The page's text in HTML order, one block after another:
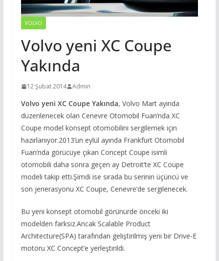
VOLVO
Volvo yeni XC Coupe
Yakında
12 Şubat 2014 Admin
Volvo yeni XC Coupe Yakında, Volvo Mart ayında
düzenlenecek olan Cenevre Otomobil Fuarı’nda XC
Coupe model konsept otomobilini sergilemek için
hazırlanıyor.2013’ün eylül ayında Frankfurt Otomobil
Fuarı’nda görücüye çıkan Concept Coupe isimli
otomobili daha sonra geçen ay Detroit’te XC Coupe
modeli takip etti.Şimdi ise sırada bu serinin üçüncü ve
son jenerasyonu XC Coupe, Cenevre’de sergilenecek.
Bu yeni konsept otomobil görünürde önceki iki
modelden farksız.Ancak Scalable Product
Architecture(SPA) tarafından geliştirilmiş yeni bir Drive-E
motoru XC Concept’e yerleştirildi.